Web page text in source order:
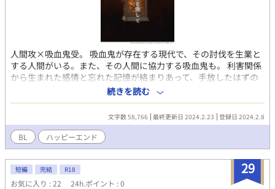
人間攻×吸血鬼受。 吸血鬼が存在する現代で、その討伐を生業と
する人間がいる。また、その人間に協力する吸血鬼も。 利害関係
から生まれた感情と忘れた記憶が絡まりあって、手放したはずの
大切なものを取り戻すお話。 R-18描写あります。閲覧は自己責任
で。 だいたい毎日18時頃更新です。多少前後するかも。
続きを読む
文字数 58,766 最終更新日 2024.2.23 登録日 2024.2.8
BL ハッピーエンド
29
短編 完結 R18
お気に入り : 22 24h.ポイント : 0